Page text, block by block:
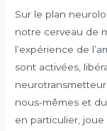
Sur le plan
notre cerveau de
l’expérience de
sont activées,
nous-mêmes et
en particulier, joue